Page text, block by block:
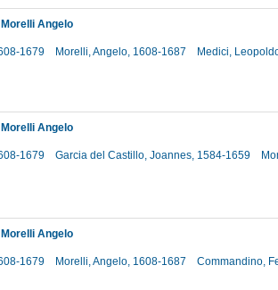
Angelo
1679
Morelli, Angelo, 1608-1687 Medici,
Angelo
1679
Garcia del Castillo, Joannes, 1584-1659
Angelo
1679
Morelli, Angelo, 1608-1687 Commandino,